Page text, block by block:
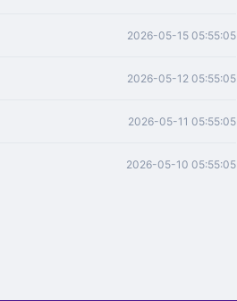
2026-05-15 05:55:05
2026-05-12 05:55:05
2026-05-11 05:55:05
2026-05-10 05:55:05